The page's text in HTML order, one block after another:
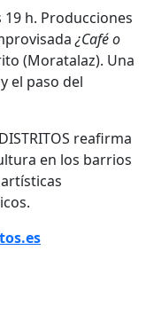
19 h. Producciones
¿Café o
(Moratalaz). Una
el paso del
reafirma
en los barrios